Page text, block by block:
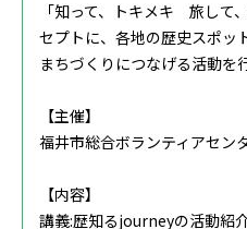
「知って、トキメキ 旅し
セプトに、各地の歴史スポッ
まちづくりにつなげる活動を
【主催】
福井市総合ボランティアセン
【内容】
講義:歴知るjourneyの活動紹